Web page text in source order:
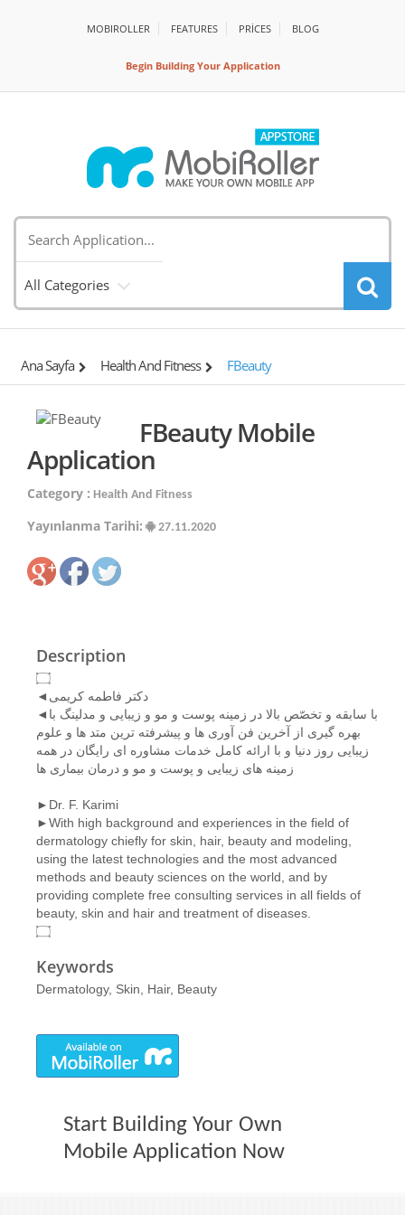
MOBIROLLER FEATURES PRİCES BLOG
Begin Building Your Application
All Categories
Ana Sayfa Health And Fitness FBeauty
FBeauty Mobile
Application
Category : Health And Fitness
Yayınlanma Tarihi: 27.11.2020
Description
۝
◄دکتر فاطمه کریمی
◄با سابقه و تخصّص بالا در زمینه پوست و مو و زیبایی و مدلینگ با
بهره گیری از آخرین فن آوری ها و پیشرفته ترین متد ها و علوم
زیبایی روز دنیا و با ارائه کامل خدمات مشاوره ای رایگان در همه
زمینه های زیبایی و پوست و مو و درمان بیماری ها
►Dr. F. Karimi
►With high background and experiences in the field of
dermatology chiefly for skin, hair, beauty and modeling,
using the latest technologies and the most advanced
methods and beauty sciences on the world, and by
providing complete free consulting services in all fields of
beauty, skin and hair and treatment of diseases.
۝
Keywords
Dermatology, Skin, Hair, Beauty
Start Building Your Own
Mobile Application Now